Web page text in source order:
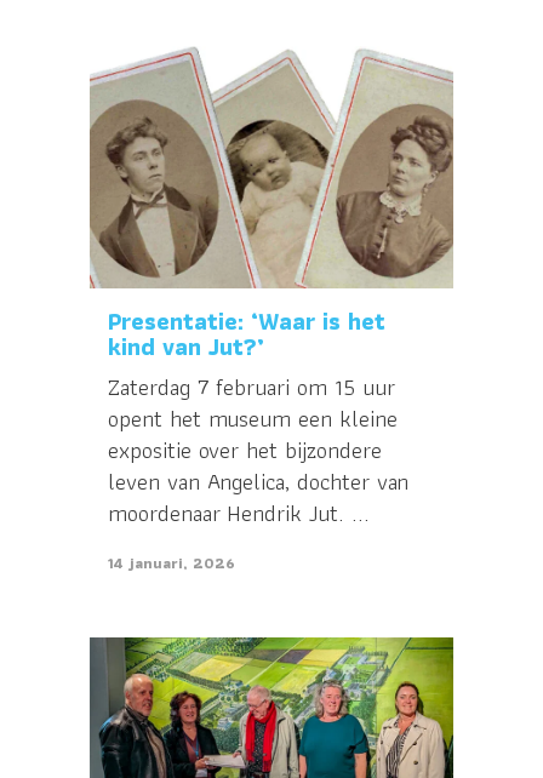
Presentatie: ‘Waar is het
kind van Jut?’
Zaterdag 7 februari om 15 uur
opent het museum een kleine
expositie over het bijzondere
leven van Angelica, dochter van
moordenaar Hendrik Jut. ...
14 januari, 2026